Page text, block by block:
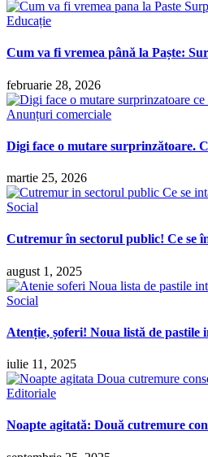
Educație
Cum va fi vremea până la Paște:
februarie 28, 2026
Anunțuri comerciale
Digi face o mutare surprinzătoare.
martie 25, 2026
Social
Cutremur în sectorul public! Ce se
august 1, 2025
Social
Atenție, șoferi! Noua listă de pastile
iulie 11, 2025
Editoriale
Noapte agitată: Două cutremure